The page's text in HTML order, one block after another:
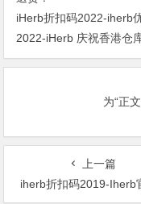
iHerb折扣码2022-iherb
2022-iHerb 庆祝香港仓
全单 8折 优惠码＋最快
为“正
上一篇
iherb折扣码2019-Iherb官网本周品牌周专场优惠高达85折新用户可额